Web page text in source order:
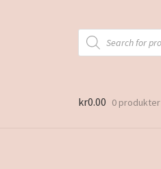
Products
search
kr0.00 0 produkter